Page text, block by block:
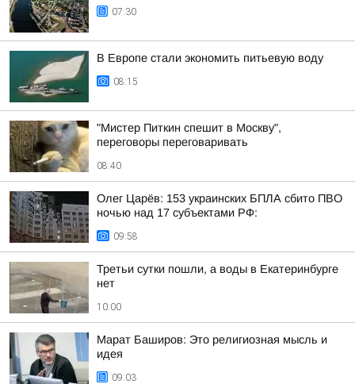
07:30
В Европе стали экономить питьевую воду
08:15
"Мистер Питкин спешит в Москву",
переговоры переговаривать
08:40
Олег Царёв: 153 украинских БПЛА сбито ПВО
ночью над 17 субъектами РФ:
09:58
Третьи сутки пошли, а воды в Екатеринбурге
нет
10:00
Марат Баширов: Это религиозная мысль и
идея
09:03